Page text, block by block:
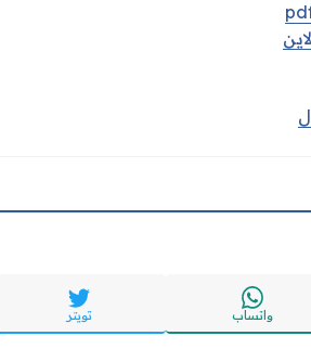
واتساب تويتر